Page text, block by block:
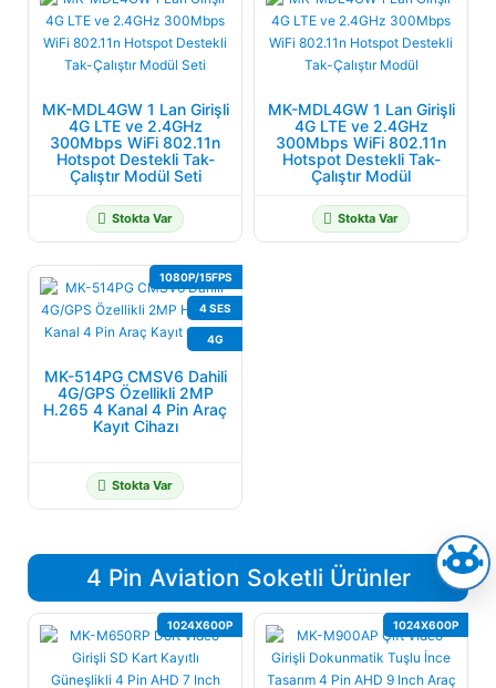
MK-MDL4GW 1 Lan Girişli
4G LTE ve 2.4GHz
300Mbps WiFi 802.11n
Hotspot Destekli Tak-
Çalıştır Modül Seti
Stokta Var
MK-MDL4GW 1 Lan Girişli
4G LTE ve 2.4GHz
300Mbps WiFi 802.11n
Hotspot Destekli Tak-
Çalıştır Modül
Stokta Var
1080P/15FPS
4 SES
4G
MK-514PG CMSV6 Dahili
4G/GPS Özellikli 2MP
H.265 4 Kanal 4 Pin Araç
Kayıt Cihazı
Stokta Var
4 Pin Aviation Soketli Ürünler
1024X600P 1024X600P